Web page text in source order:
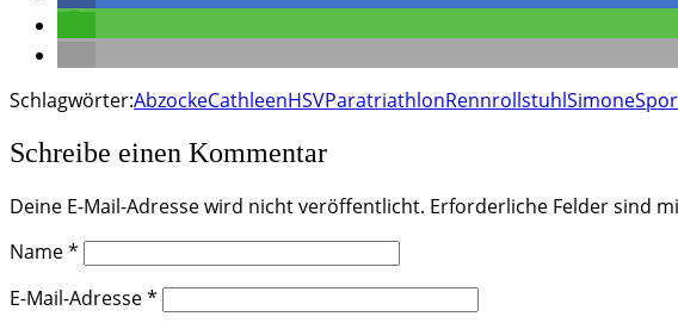
Schlagwörter:AbzockeCathleenHSVParatriathlonRennrollstuhlSimone
Schreibe einen Kommentar
Deine E-Mail-Adresse wird nicht veröffentlicht. Erforderliche Felder sind
Name*
E-Mail-Adresse*